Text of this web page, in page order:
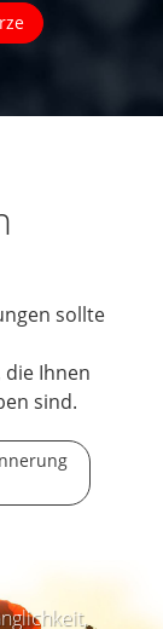
sollte
die Ihnen
sind.